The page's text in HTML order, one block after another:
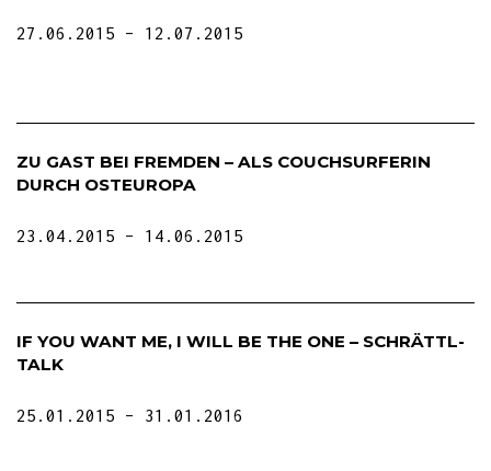
27.06.2015 12.07.2015
ZU GAST BEI FREMDEN – ALS COUCHSURFERIN
DURCH OSTEUROPA
23.04.2015 14.06.2015
IF YOU WANT ME, I WILL BE THE ONE – SCHRÄTTL-
TALK
25.01.2015 31.01.2016